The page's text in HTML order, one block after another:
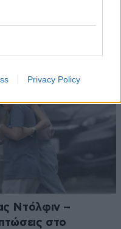
Privacy Policy
Ντόλφιν –
στο